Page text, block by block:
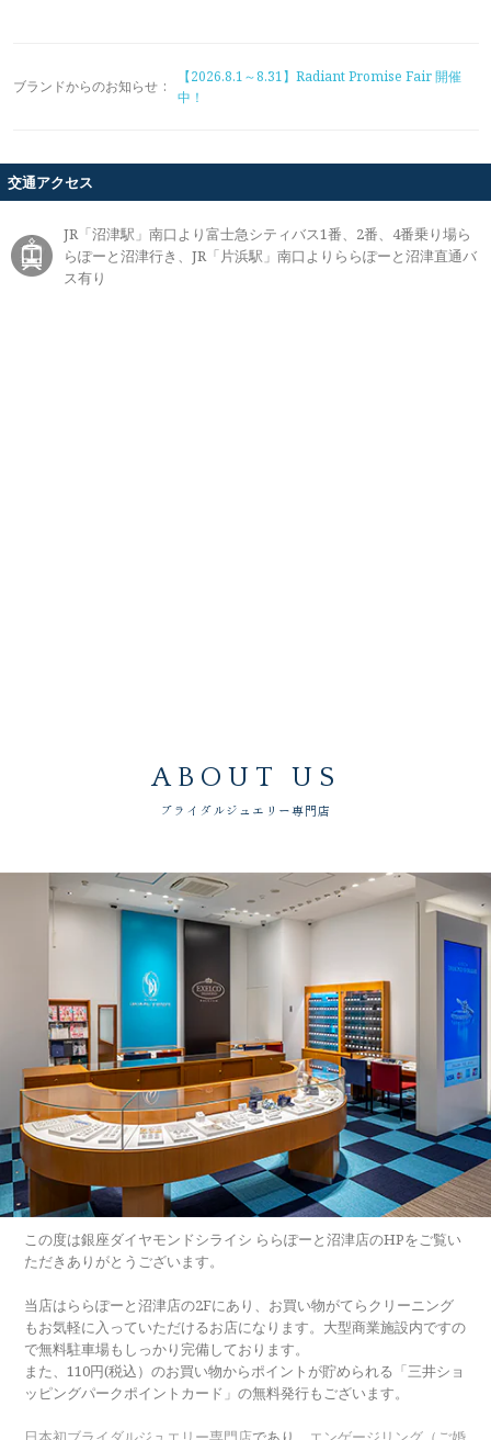
ブランドからのお知らせ :
【2026.8.1～8.31】Radiant Promise Fair 開催
中！
交通アクセス
JR「沼津駅」南口より富士急シティバス1番、2番、4番乗り場ら
らぽーと沼津行き、JR「片浜駅」南口よりららぽーと沼津直通バ
ス有り
ABOUT US
ブライダルジュエリー専門店
この度は銀座ダイヤモンドシライシ ららぽーと沼津店のHPをご覧い
ただきありがとうございます。
当店はららぽーと沼津店の2Fにあり、お買い物がてらクリーニング
もお気軽に入っていただけるお店になります。大型商業施設内ですの
で無料駐車場もしっかり完備しております。
また、110円(税込）のお買い物からポイントが貯められる「三井ショ
ッピングパークポイントカード」の無料発行もございます。